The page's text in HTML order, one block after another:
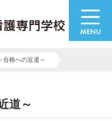
合格への近道～
道～